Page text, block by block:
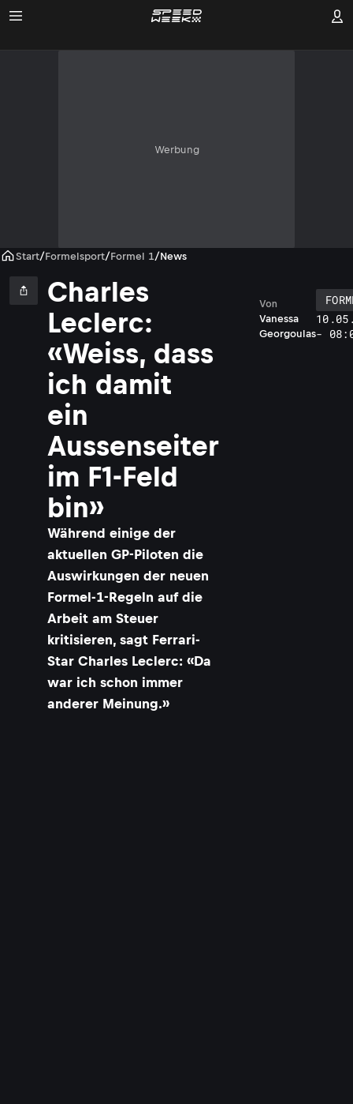
Werbung
Start/Formelsport/Formel 1/News
Charles
Leclerc:
«Weiss, dass
ich damit
ein
Aussenseiter
im F1-Feld
bin»
Während einige der
aktuellen GP-Piloten die
Auswirkungen der neuen
Formel-1-Regeln auf die
Arbeit am Steuer
kritisieren, sagt Ferrari-
Star Charles Leclerc: «Da
war ich schon immer
anderer Meinung.»
Vanessa
Georgoulas
Von
-